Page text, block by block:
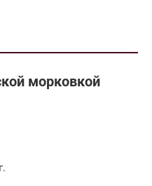
морковкой